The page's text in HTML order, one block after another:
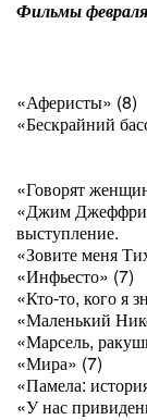
Фильмы
«Аферисты» (8)
«Бескрайний
«Говорят
«Джим
выступление.
«Зовите меня
«Инфьесто» (7)
«Кто-то, кого я
«Маленький
«Марсель,
«Мира» (7)
«Памела:
«У нас